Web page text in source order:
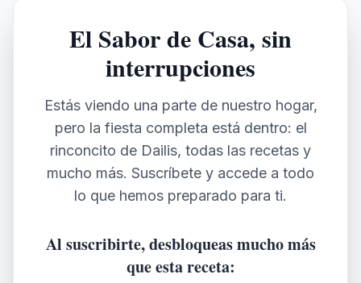
El Sabor de Casa, sin
interrupciones
Estás viendo una parte de nuestro hogar,
pero la fiesta completa está dentro: el
rinconcito de Dailis, todas las recetas y
mucho más. Suscríbete y accede a todo
lo que hemos preparado para ti.
Al suscribirte, desbloqueas mucho más
que esta receta: